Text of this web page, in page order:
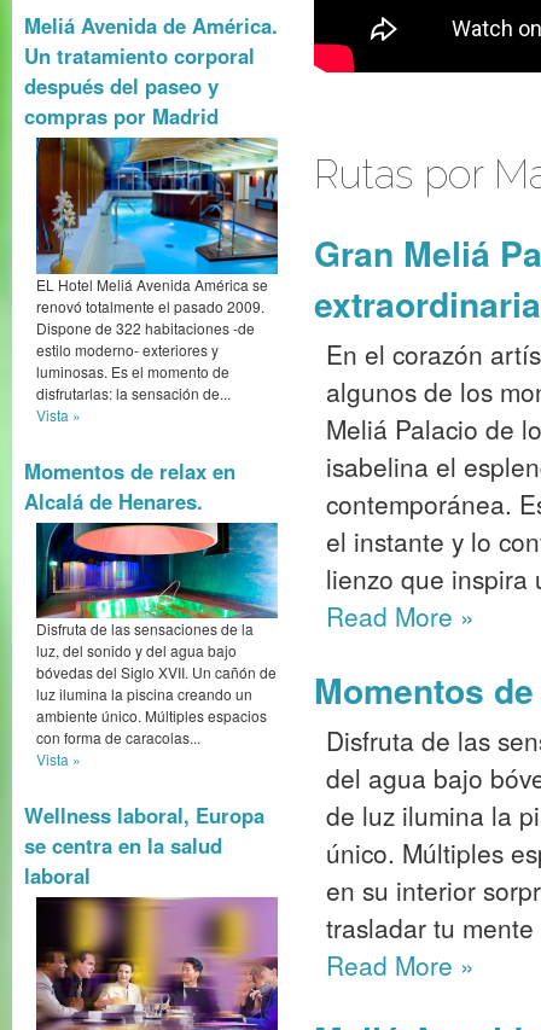
Meliá Avenida de América.
Un tratamiento corporal
después del paseo y
compras por Madrid
EL Hotel Meliá Avenida América se
renovó totalmente el pasado 2009.
Dispone de 322 habitaciones -de
estilo moderno- exteriores y
luminosas. Es el momento de
disfrutarlas: la sensación de...
Vista »
Momentos de relax en
Alcalá de Henares.
Disfruta de las sensaciones de la
luz, del sonido y del agua bajo
bóvedas del Siglo XVII. Un cañón de
luz ilumina la piscina creando un
ambiente único. Múltiples espacios
con forma de caracolas...
Vista »
Wellness laboral, Europa
se centra en la salud
laboral
Rutas por
Gran Meliá
extraordinaria
En el corazón
algunos de los
Meliá Palacio de
isabelina el
contemporánea.
el instante y lo
lienzo que inspira
Read More »
Momentos
Disfruta de las
del agua bajo
de luz ilumina la
único. Múltiples
en su interior
trasladar tu
Read More »